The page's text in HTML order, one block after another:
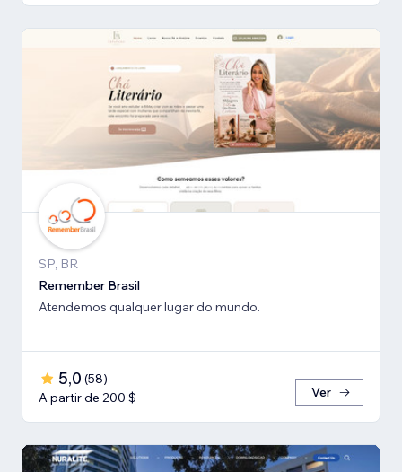
SP, BR
Remember Brasil
Atendemos qualquer lugar do mundo.
5,0 (58)
A partir de 200 $
Ver